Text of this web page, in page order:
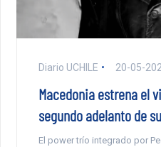
Diario UCHILE 20-05-
Macedonia estrena el
segundo adelanto de
El power trío integrado por